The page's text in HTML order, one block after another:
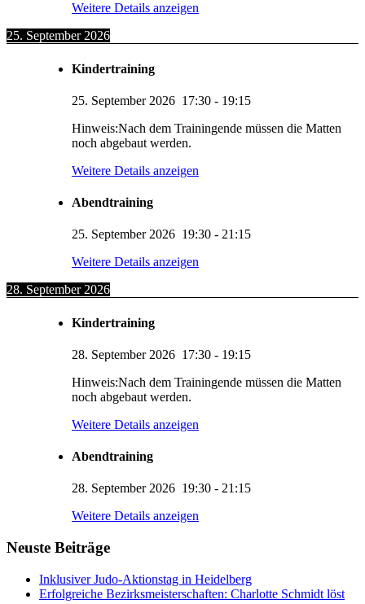
Weitere Details anzeigen
25. September 2026
Kindertraining
25. September 2026 17:30 - 19:15
Hinweis:Nach dem Trainingende müssen die Matten
noch abgebaut werden.
Weitere Details anzeigen
Abendtraining
25. September 2026 19:30 - 21:15
Weitere Details anzeigen
28. September 2026
Kindertraining
28. September 2026 17:30 - 19:15
Hinweis:Nach dem Trainingende müssen die Matten
noch abgebaut werden.
Weitere Details anzeigen
Abendtraining
28. September 2026 19:30 - 21:15
Weitere Details anzeigen
Neuste Beiträge
Inklusiver Judo-Aktionstag in Heidelberg
Erfolgreiche Bezirksmeisterschaften: Charlotte Schmidt löst
KUMI – Dein KI-Assistent